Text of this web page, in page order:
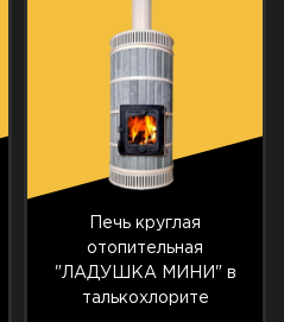
Печь круглая
отопительная
"ЛАДУШКА МИНИ" в
талькохлорите